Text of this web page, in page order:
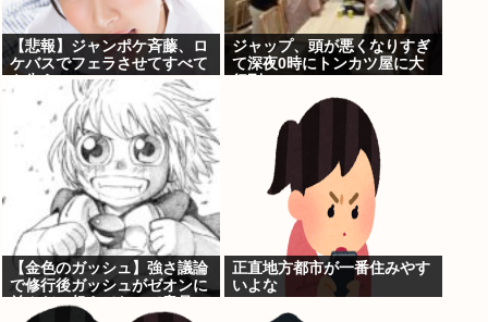
【悲報】ジャンポケ斉藤、ロ
ケバスでフェラさせてすべて
ジャップ、頭が悪くなりすぎ
て深夜0時にトンカツ屋に大
【金色のガッシュ】強さ議論
で修行後ガッシュがゼオンに
並んだ、超えてたって意見に
正直地方都市が一番住みやす
いよな